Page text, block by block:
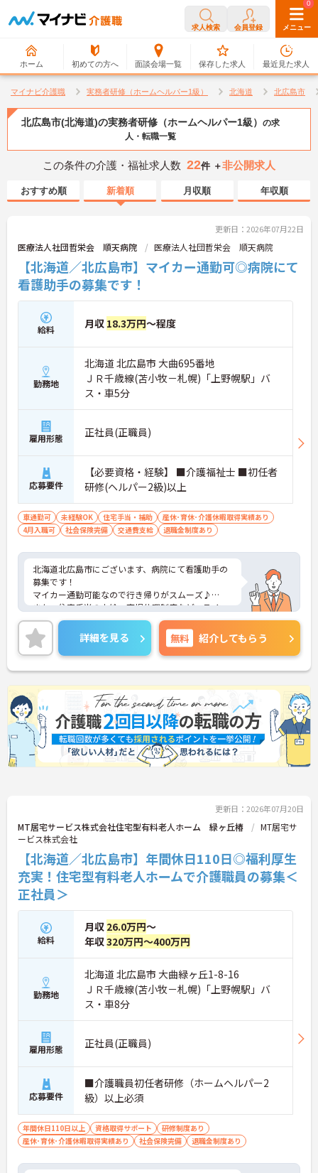
求人検索 会員登録 メニュー
ホーム 初めての方へ 面談会場一覧
0
保存した求人
0
最近見た求人
マイナビ介護職 実務者研修（ホームヘルパー1級） 北海道 北広島市
北広島市(北海道)の実務者研修（ホームヘルパー1級） の求
人・転職一覧
この条件の介護・福祉求人数 22件 ＋非公開求人
おすすめ順 新着順 月収順 年収順
更新日：2026年07月22日
医療法人社団哲栄会 順天病院 医療法人社団哲栄会 順天病院
【北海道／北広島市】マイカー通勤可◎病院にて
看護助手の募集です！
給料 月収 18.3万円～程度
勤務地
北海道 北広島市 大曲695番地
ＪＲ千歳線(苫小牧－札幌)「上野幌駅」バ
ス・車5分
雇用形態 正社員(正職員)
応募要件
【必要資格・経験】 ■介護福祉士 ■初任者
研修(ヘルパー2級)以上
車通勤可 未経験OK 住宅手当・補助
産休･育休･介護休暇取得実績あり
4月入職可
社会保険完備 交通費支給 退職金制度あり
北海道北広島市にございます、病院にて看護助手の
募集です！
マイカー通勤可能なので行き帰りがスムーズ♪
また、住宅手当の支給、育児休暇制度など、ライフ
ステージが変わっても長く働くことが出来る環境が
整っています★
ご興味のある方は、マイナビ介護職までお問い合わ
せください。
詳細を見る 無料 紹介してもらう
更新日：2026年07月20日
MT居宅サービス株式会社住宅型有料老人ホーム 緑ヶ丘椿
MT居宅サ
ービス株式会社
【北海道／北広島市】年間休日110日◎福利厚生
充実！住宅型有料老人ホームで介護職員の募集＜
正社員＞
給料
月収 26.0万円～
年収320万円～400万円
勤務地
北海道 北広島市 大曲緑ヶ丘1-8-16
ＪＲ千歳線(苫小牧－札幌)「上野幌駅」バ
ス・車8分
雇用形態 正社員(正職員)
応募要件
■介護職員初任者研修（ホームヘルパー2
級）以上必須
年間休日110日以上 資格取得サポート
研修制度あり
産休･育休･介護休暇取得実績あり
社会保険完備 退職金制度あり